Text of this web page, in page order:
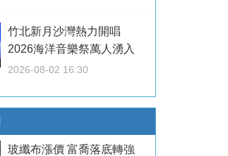
竹北新月沙灣熱力開唱
2026海洋音樂祭萬人湧入
2026-08-02 16:30
玻纖布漲價 富喬落底轉強